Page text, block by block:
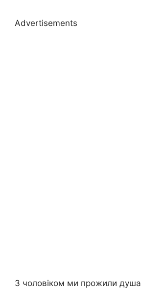
Advertisements
З чоловіком ми прожили